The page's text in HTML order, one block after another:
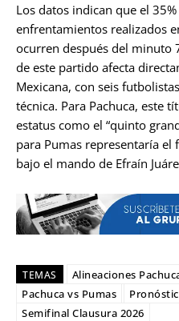
Los datos indican que el
enfrentamientos realizados
ocurren después del minuto
de este partido afecta
Mexicana, con seis
técnica. Para Pachuca, este
estatus como el “quinto
para Pumas representaría
bajo el mando de Efraín
TEMAS Alineaciones
Pachuca vs Pumas
Semifinal Clausura 2026